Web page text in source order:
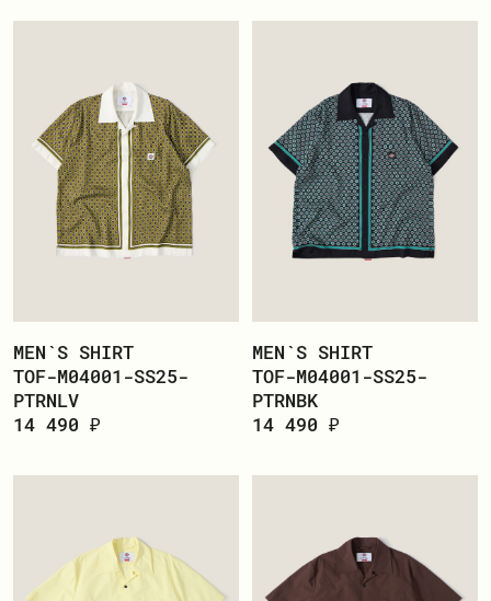
MEN`S SHIRT
TOF-M04001-SS25-
PTRNLV
14 490 ₽
MEN`S SHIRT
TOF-M04001-SS25-
PTRNBK
14 490 ₽